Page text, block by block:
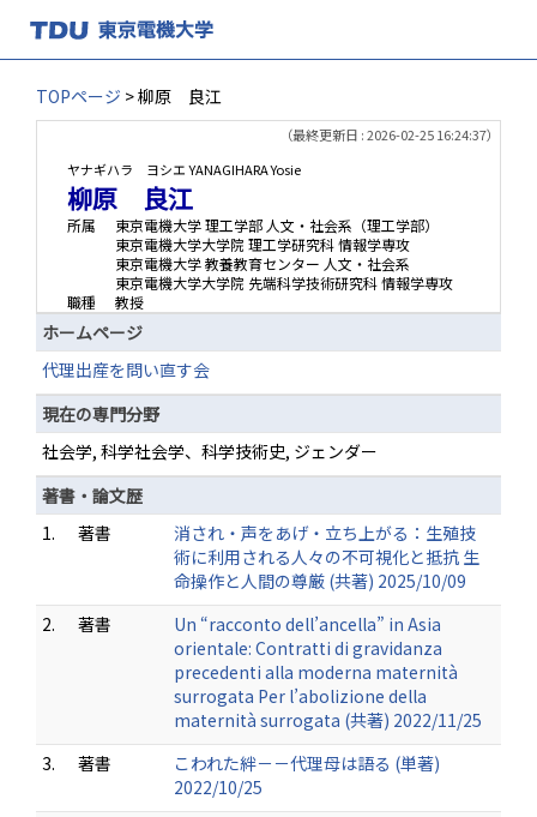
TOPページ > 柳原 良江
（最終更新日 : 2026-02-25 16:24:37）
ヤナギハラ ヨシエ YANAGIHARA Yosie
柳原 良江
所属
東京電機大学 理工学部 人文・社会系（理工学部）
東京電機大学大学院 理工学研究科 情報学専攻
東京電機大学 教養教育センター 人文・社会系
東京電機大学大学院 先端科学技術研究科 情報学専攻
職種
教授
ホームページ
代理出産を問い直す会
現在の専門分野
社会学, 科学社会学、科学技術史, ジェンダー
著書・論文歴
1.
著書
消され・声をあげ・立ち上がる：生殖技
術に利用される人々の不可視化と抵抗 生
命操作と人間の尊厳 (共著) 2025/10/09
2.
著書
Un “racconto dell’ancella” in Asia
orientale: Contratti di gravidanza
precedenti alla moderna maternità
surrogata Per l’abolizione della
maternità surrogata (共著) 2022/11/25
3.
著書
こわれた絆－－代理母は語る (単著)
2022/10/25